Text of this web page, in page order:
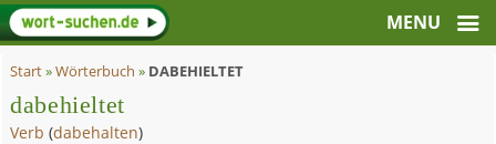
Start»Wörterbuch » DABEHIELTET
dabehieltet
Verb (dabehalten)